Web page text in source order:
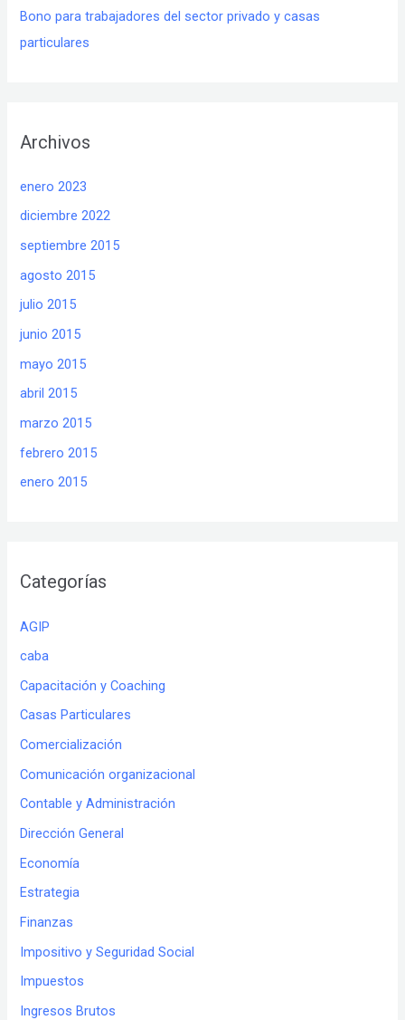
Bono para trabajadores del sector privado y casas
particulares
Archivos
enero 2023
diciembre 2022
septiembre 2015
agosto 2015
julio 2015
junio 2015
mayo 2015
abril 2015
marzo 2015
febrero 2015
enero 2015
Categorías
AGIP
caba
Capacitación y Coaching
Casas Particulares
Comercialización
Comunicación organizacional
Contable y Administración
Dirección General
Economía
Estrategia
Finanzas
Impositivo y Seguridad Social
Impuestos
Ingresos Brutos